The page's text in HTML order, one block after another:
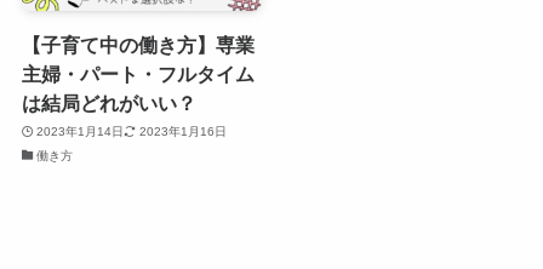
【子育て中の働き方】専業
主婦・パート・フルタイム
は結局どれがいい？
2023年1月14日
2023年1月16日
働き方